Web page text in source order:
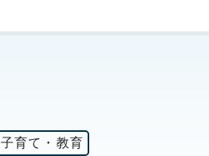
子育て・教育